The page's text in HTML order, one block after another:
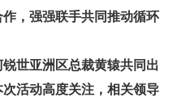
，强强联手共同推动循环
世亚洲区总裁黄辕共同出
活动高度关注，相关领导